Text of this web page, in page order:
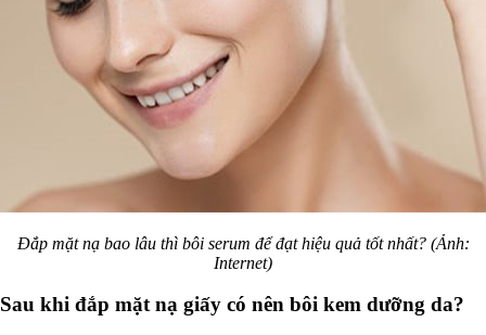
Đắp mặt nạ bao lâu thì bôi serum để đạt hiệu quả tốt nhất? (Ảnh:
Internet)
Sau khi đắp mặt nạ giấy có nên bôi kem dưỡng da?